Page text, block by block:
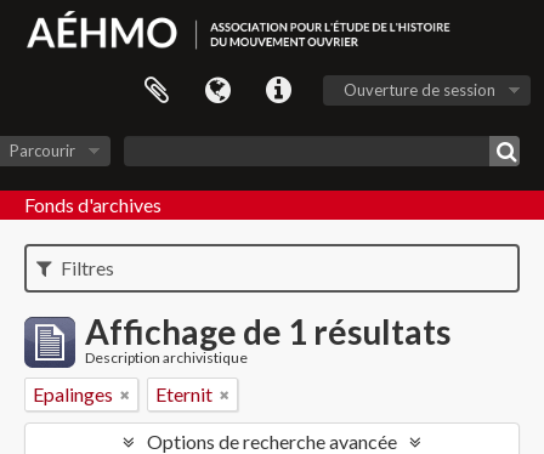
Ouverture de session
Parcourir
Fonds d'archives
Filtres
Affichage de 1 résultats
Description archivistique
Epalinges Eternit
Options de recherche avancée